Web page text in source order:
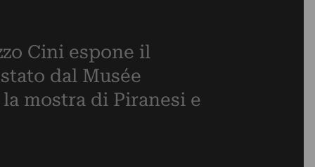
Cini espone il
dal Musée
mostra di Piranesi e